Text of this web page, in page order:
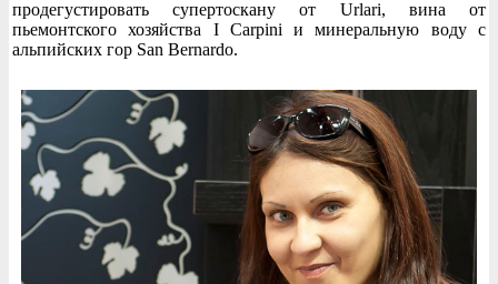
продегустировать супертоскану от Urlari, вина от
пьемонтского хозяйства I Carpini и минеральную воду с
альпийских гор San Bernardo.